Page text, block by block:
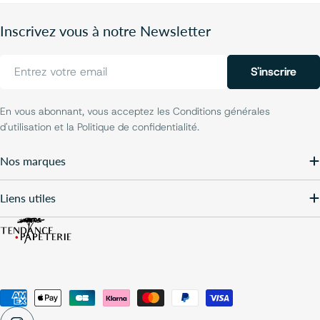
Inscrivez vous à notre Newsletter
S'inscrire
En vous abonnant, vous acceptez les Conditions générales
d'utilisation et la Politique de confidentialité.
Nos marques
Liens utiles
Modes
de